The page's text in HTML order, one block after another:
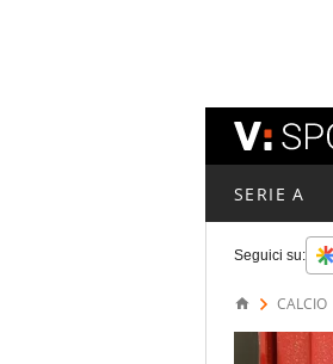
SERIE A
Seguici su:
CALCIO